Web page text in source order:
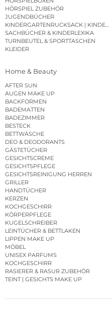
HÖRSPIEL ZUBEHÖR
JUGENDBÜCHER
SACHBÜCHER & KINDERLEXIKA
TURNBEUTEL & SPORTTASCHEN
KLEIDER
Home & Beauty
AFTER SUN
AUGEN MAKE UP
BACKFORMEN
BADEMATTEN
BADEZIMMER
BESTECK
BETTWÄSCHE
DEO & DEODORANTS
GÄSTETÜCHER
GESICHTSCREME
GESICHTSPFLEGE
GESICHTSREINIGUNG HERREN
GRILLER
HANDTÜCHER
KERZEN
KOCHGESCHIRR
KÖRPERPFLEGE
KUGELSCHREIBER
LEINTÜCHER & BETTLAKEN
LIPPEN MAKE UP
MÖBEL
UNISEX PARFUMS
KOCHGESCHIRR
RASIERER & RASUR ZUBEHÖR
TEINT | GESICHTS MAKE UP